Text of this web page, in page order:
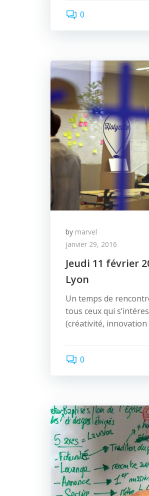
0
by marvel
janvier 29, 2016
Jeudi 11 février
Lyon
Un temps de
tous ceux qui
(créativité,
0